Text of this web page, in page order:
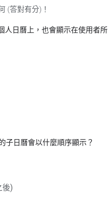
(答對有分)！
人日曆上，也會顯示在使用者所
子日曆會以什麼順序顯示？
後)